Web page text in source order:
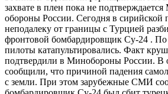
захвате в плен пока не
обороны России. Сегодня в сирийской
неподалеку от границы с Турцией
фронтовой бомбардировщик Су-24 .
пилоты катапультировались. Факт
подтвердили в Минобороны России. В
сообщили, что причиной падения
с земли. При этом зарубежные СМИ